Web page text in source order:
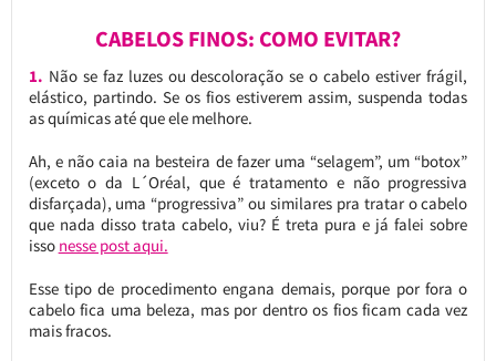
CABELOS FINOS: COMO EVITAR?
1. Não se faz luzes ou descoloração se o cabelo estiver frágil,
elástico, partindo. Se os fios estiverem assim, suspenda todas
as químicas até que ele melhore.
Ah, e não caia na besteira de fazer uma “selagem”, um “botox”
(exceto o da L´Oréal, que é tratamento e não progressiva
disfarçada), uma “progressiva” ou similares pra tratar o cabelo
que nada disso trata cabelo, viu? É treta pura e já falei sobre
isso nesse post aqui.
Esse tipo de procedimento engana demais, porque por fora o
cabelo fica uma beleza, mas por dentro os fios ficam cada vez
mais fracos.